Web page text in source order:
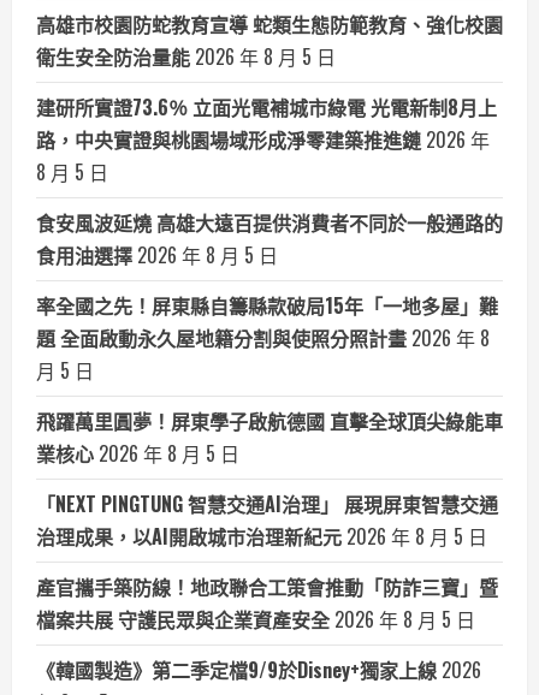
高雄市校園防蛇教育宣導 蛇類生態防範教育、強化校園
衛生安全防治量能 2026 年 8 月 5 日
建研所實證73.6％ 立面光電補城市綠電 光電新制8月上
路，中央實證與桃園場域形成淨零建築推進鏈 2026 年
8 月 5 日
食安風波延燒 高雄大遠百提供消費者不同於一般通路的
食用油選擇 2026 年 8 月 5 日
率全國之先！屏東縣自籌縣款破局15年「一地多屋」難
題 全面啟動永久屋地籍分割與使照分照計畫 2026 年 8
月 5 日
飛躍萬里圓夢！屏東學子啟航德國 直擊全球頂尖綠能車
業核心 2026 年 8 月 5 日
「NEXT PINGTUNG 智慧交通AI治理」 展現屏東智慧交通
治理成果，以AI開啟城市治理新紀元 2026 年 8 月 5 日
產官攜手築防線！地政聯合工策會推動「防詐三寶」暨
檔案共展 守護民眾與企業資產安全 2026 年 8 月 5 日
《韓國製造》第二季定檔9/9於Disney+獨家上線 2026